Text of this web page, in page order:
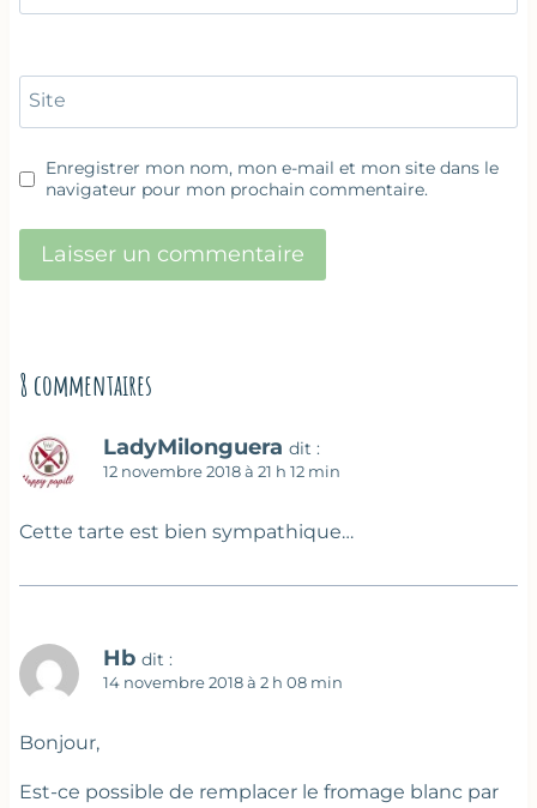
Site
Enregistrer mon nom, mon e-mail et mon site dans le
navigateur pour mon prochain commentaire.
8 commentaires
LadyMilonguera dit :
12 novembre 2018 à 21 h 12 min
Cette tarte est bien sympathique…
Hb dit :
14 novembre 2018 à 2 h 08 min
Bonjour,
Est-ce possible de remplacer le fromage blanc par